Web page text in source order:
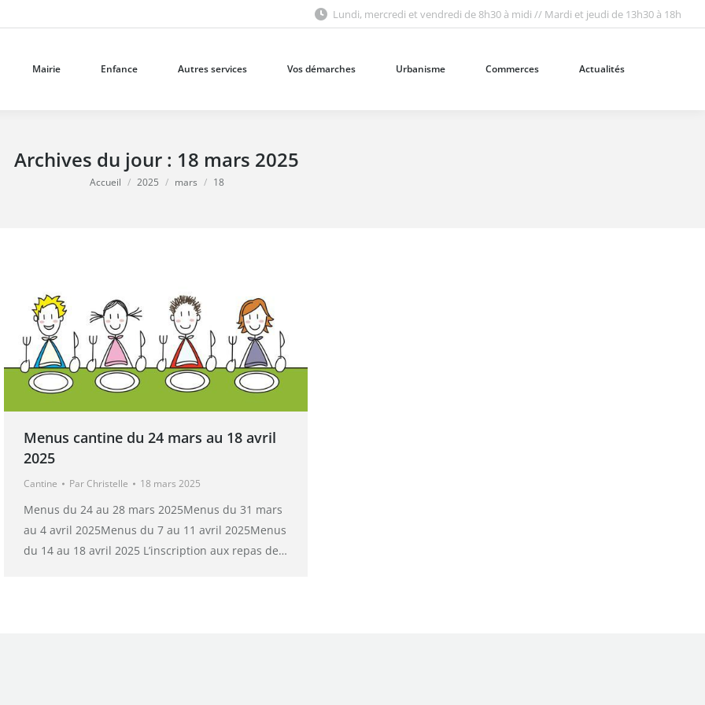
Lundi, mercredi et vendredi de 8h30 à midi // Mardi et jeudi de 13h30 à 18h
Mairie Enfance Autres services Vos démarches Urbanisme Commerces Actualités
Archives du jour : 18 mars 2025
Vous êtes ici :
Accueil 2025 mars 18
Menus cantine du 24 mars au 18 avril
2025
Cantine Par Christelle 18 mars 2025
Menus du 24 au 28 mars 2025Menus du 31 mars
au 4 avril 2025Menus du 7 au 11 avril 2025Menus
du 14 au 18 avril 2025 L’inscription aux repas de…